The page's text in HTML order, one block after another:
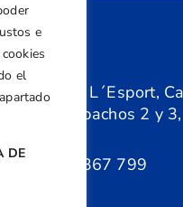
e
el
DE
Dirección
Centre de L´Esport,
Nº 5, Despachos 2 y
+34 961 367 799